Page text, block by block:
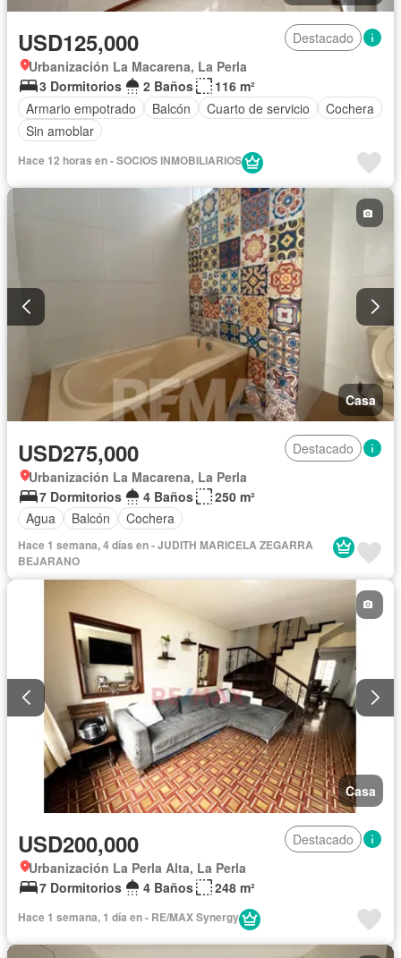
USD125,000
Destacado
Urbanización La Macarena, La Perla
3 Dormitorios
2 Baños
116 m²
Armario empotrado
Balcón Cuarto de servicio
Cochera
Sin amoblar
Hace 12 horas en - SOCIOS INMOBILIARIOS
Casa
USD275,000
Destacado
Urbanización La Macarena, La Perla
7 Dormitorios
4 Baños
250 m²
Agua
Balcón Cochera
Hace 1 semana, 4 días en - JUDITH MARICELA ZEGARRA
BEJARANO
Casa
USD200,000
Destacado
Urbanización La Perla Alta, La Perla
7 Dormitorios
4 Baños 248 m²
Hace 1 semana, 1 día en - RE/MAX Synergy